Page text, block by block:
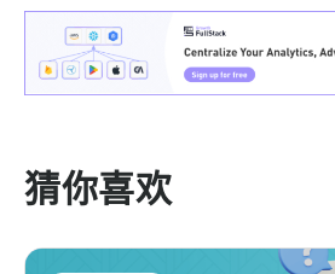
猜你喜欢